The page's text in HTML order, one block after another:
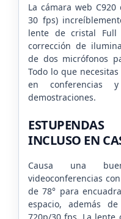
La cámara web
30 fps)
lente de cristal Full
corrección de
de dos micrófonos
Todo lo que
en conferencias
demostraciones.
INCLUSO EN
Causa una
videoconferencias
de 78° para
espacio, además
720p/30 fps. La lente